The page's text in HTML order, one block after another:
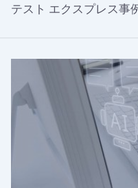
テスト エクスプレス事